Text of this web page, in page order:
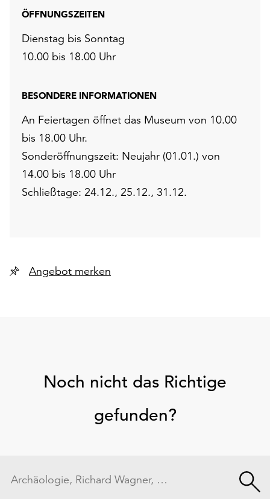
ÖFFNUNGSZEITEN
Dienstag bis Sonntag
10.00 bis 18.00 Uhr
BESONDERE INFORMATIONEN
An Feiertagen öffnet das Museum von 10.00
bis 18.00 Uhr.
Sonderöffnungszeit: Neujahr (01.01.) von
14.00 bis 18.00 Uhr
Schließtage: 24.12., 25.12., 31.12.
Angebot merken
Noch nicht das Richtige
gefunden?